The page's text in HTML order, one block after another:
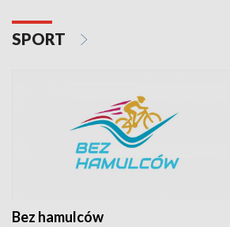
SPORT
Bez hamulców